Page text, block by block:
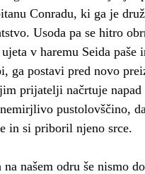
Conradu, ki ga je
Usoda pa se hitro
v haremu Seida paše
ga postavi pred novo
prijatelji načrtuje napad
pustolovščino,
in si priboril njeno srce.
na našem odru še nismo